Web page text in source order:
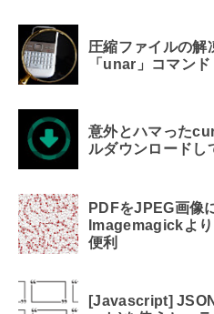
圧縮ファイルの解
「unar」コマンド
意外とハマった
ルダウンロードし
PDFをJPEG画像
Imagemagickよ
便利
[Javascript]